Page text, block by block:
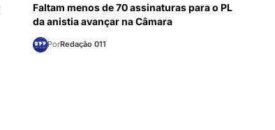
Faltam menos de 70 assinaturas para o PL
da anistia avançar na Câmara
PorRedação 011